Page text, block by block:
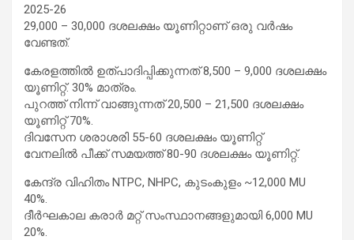
2025-26
29,000 – 30,000 ദശലക്ഷം യൂണിറ്റാണ് ഒരു വർഷം
വേണ്ടത്.
കേരളത്തിൽ ഉത്പാദിപ്പിക്കുന്നത് 8,500 – 9,000 ദശലക്ഷം
യൂണിറ്റ്. 30% മാത്രം.
പുറത്ത് നിന്ന് വാങ്ങുന്നത് 20,500 – 21,500 ദശലക്ഷം
യൂണിറ്റ് 70%.
ദിവസേന ശരാശരി 55-60 ദശലക്ഷം യൂണിറ്റ്
വേനലിൽ പീക്ക് സമയത്ത് 80-90 ദശലക്ഷം യൂണിറ്റ്.
കേന്ദ്ര വിഹിതം NTPC, NHPC, കുടംകുളം ~12,000 MU
40%.
ദീർഘകാല കരാർ മറ്റ് സംസ്ഥാനങ്ങളുമായി 6,000 MU
20%.